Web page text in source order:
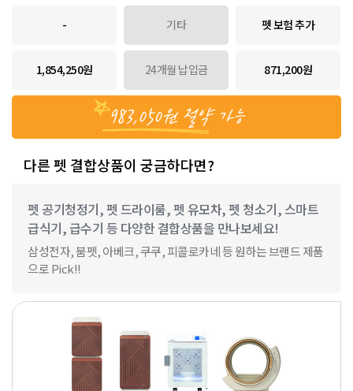
-
1,854,250원
기타
24개월 납입금
펫 보험 추가
871,200원
983,050원절약 가능
다른 펫 결합상품이 궁금하다면?
펫 공기청정기, 펫 드라이룸, 펫 유모차, 펫 청소기, 스마트
급식기, 급수기 등 다양한 결합상품을 만나보세요!
삼성전자, 붐펫, 아베크, 쿠쿠, 피콜로카네 등 원하는 브랜드 제품
으로 Pick!!